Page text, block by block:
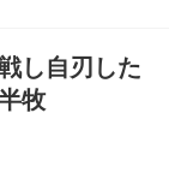
し自刃した
牧